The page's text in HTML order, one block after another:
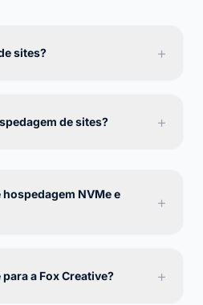
sites? +
de sites? +
NVMe e
+
a Fox Creative? +